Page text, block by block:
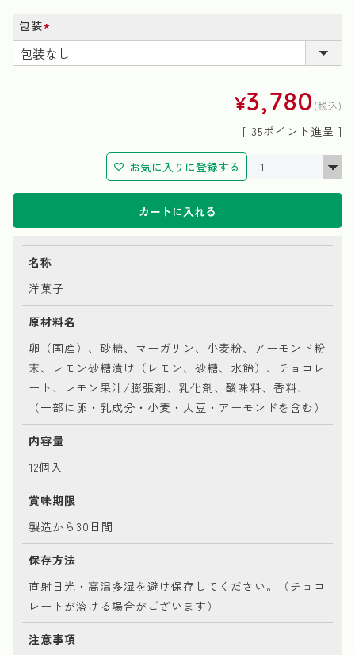
包装
(必
須)
¥3,780 税込
[ 35ポイント進呈 ]
お気に入りに登録する
カートに入れる
名称
洋菓子
原材料名
卵（国産）、砂糖、マーガリン、小麦粉、アーモンド粉
末、レモン砂糖漬け（レモン、砂糖、水飴）、チョコレ
ート、レモン果汁/膨張剤、乳化剤、酸味料、香料、
（一部に卵・乳成分・小麦・大豆・アーモンドを含む）
内容量
12個入
賞味期限
製造から30日間
保存方法
直射日光・高温多湿を避け保存してください。（チョコ
レートが溶ける場合がございます）
注意事項